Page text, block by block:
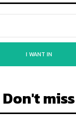
I WANT IN
Don't miss